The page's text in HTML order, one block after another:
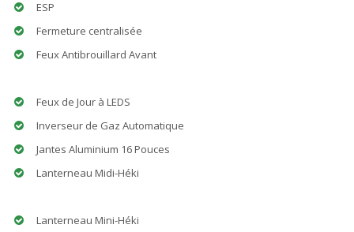
ESP
Fermeture centralisée
Feux Antibrouillard Avant
Feux de Jour à LEDS
Inverseur de Gaz Automatique
Jantes Aluminium 16 Pouces
Lanterneau Midi-Héki
Lanterneau Mini-Héki